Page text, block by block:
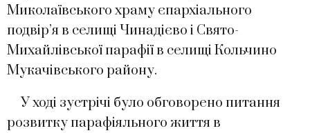
Миколаївського храму єпархіального
подвір’я в селищі Чинадієво і Свято-
Михайлівської парафії в селищі Кольчино
Мукачівського району.
У ході зустрічі було обговорено питання
розвитку парафіяльного життя в